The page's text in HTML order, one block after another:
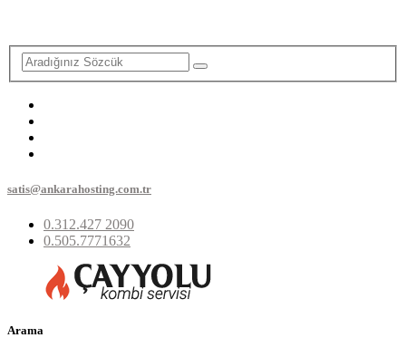
satis@ankarahosting.com.tr
0.312.427 2090
0.505.7771632
Arama